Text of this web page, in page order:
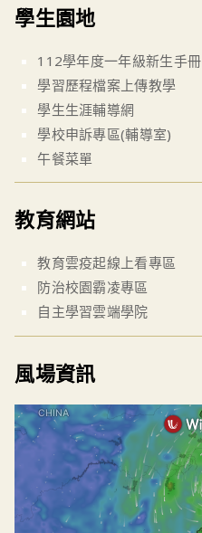
學生園地
112學年度一年級新生手冊
學習歷程檔案上傳教學
學生生涯輔導網
學校申訴專區(輔導室)
午餐菜單
教育網站
教育雲疫起線上看專區
防治校園霸凌專區
自主學習雲端學院
風場資訊